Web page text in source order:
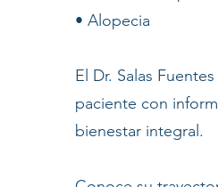
• Alopecia
El Dr. Salas
paciente con
bienestar integral.